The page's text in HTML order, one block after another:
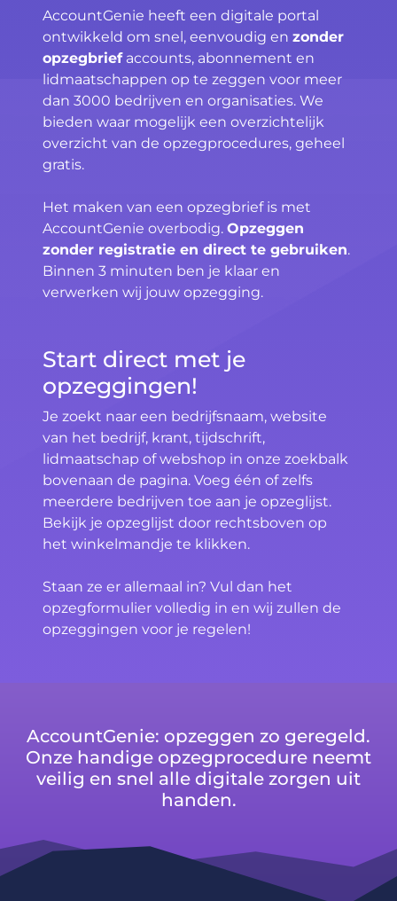
AccountGenie heeft een digitale portal
ontwikkeld om snel, eenvoudig en zonder
opzegbriefaccounts, abonnement en
lidmaatschappen op te zeggen voor meer
dan 3000 bedrijven en organisaties. We
bieden waar mogelijk een overzichtelijk
overzicht van de opzegprocedures, geheel
gratis.
Het maken van een opzegbrief is met
AccountGenie overbodig. Opzeggen
zonder registratie en direct te gebruiken.
Binnen 3 minuten ben je klaar en
verwerken wij jouw opzegging.
Start direct met je
opzeggingen!
Je zoekt naar een bedrijfsnaam, website
van het bedrijf, krant, tijdschrift,
lidmaatschap of webshop in onze zoekbalk
bovenaan de pagina. Voeg één of zelfs
meerdere bedrijven toe aan je opzeglijst.
Bekijk je opzeglijst door rechtsboven op
het winkelmandje te klikken.
Staan ze er allemaal in? Vul dan het
opzegformulier volledig in en wij zullen de
opzeggingen voor je regelen!
AccountGenie: opzeggen zo geregeld.
Onze handige opzegprocedure neemt
veilig en snel alle digitale zorgen uit
handen.